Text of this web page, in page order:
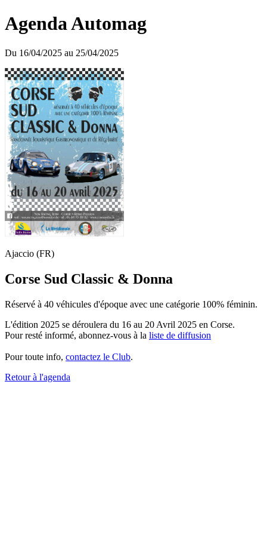
Agenda Automag
Du 16/04/2025 au 25/04/2025
Ajaccio (FR)
Corse Sud Classic & Donna
Réservé à 40 véhicules d'époque avec une catégorie 100% féminin.
L'édition 2025 se déroulera du 16 au 20 Avril 2025 en Corse.
Pour resté informé, abonnez-vous à la liste de diffusion
Pour toute info, contactez le Club.
Retour à l'agenda